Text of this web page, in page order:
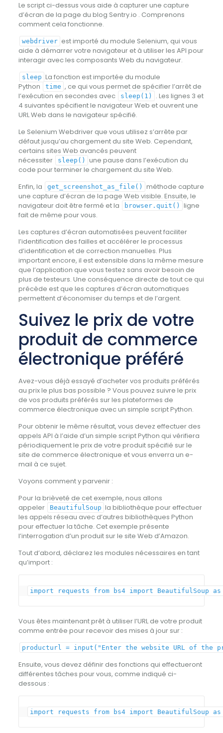
Le script ci-dessus vous aide à capturer une capture
d’écran de la page du blog Sentry.io . Comprenons
comment cela fonctionne.
webdriver est importé du module Selenium, qui vous
aide à démarrer votre navigateur et à utiliser les API pour
interagir avec les composants Web du navigateur.
sleep La fonction est importée du module
Python
time , ce qui vous permet de spécifier l’arrêt de
l’exécution en secondes avec
sleep(1)
. Les lignes 3 et
4 suivantes spécifient le navigateur Web et ouvrent une
URL Web dans le navigateur spécifié.
Le Selenium Webdriver que vous utilisez s’arrête par
défaut jusqu’au chargement du site Web. Cependant,
certains sites Web avancés peuvent
nécessiter
sleep()
une pause dans l’exécution du
code pour terminer le chargement du site Web.
Enfin, la
get_screenshot_as_file()
méthode capture
une capture d’écran de la page Web visible. Ensuite, le
navigateur doit être fermé et la
browser.quit()
ligne
fait de même pour vous.
Les captures d’écran automatisées peuvent faciliter
l’identification des failles et accélérer le processus
d’identification et de correction manuelles. Plus
important encore, il est extensible dans la même mesure
que l’application que vous testez sans avoir besoin de
plus de testeurs. Une conséquence directe de tout ce qui
précède est que les captures d’écran automatiques
permettent d’économiser du temps et de l’argent.
Suivez le prix de votre
produit de commerce
électronique préféré
Avez-vous déjà essayé d’acheter vos produits préférés
au prix le plus bas possible ? Vous pouvez suivre le prix
de vos produits préférés sur les plateformes de
commerce électronique avec un simple script Python.
Pour obtenir le même résultat, vous devez effectuer des
appels API à l’aide d’un simple script Python qui vérifiera
périodiquement le prix de votre produit spécifié sur le
site de commerce électronique et vous enverra un e-
mail à ce sujet.
Voyons comment y parvenir :
Pour la brièveté de cet exemple, nous allons
appeler
BeautifulSoup la bibliothèque pour effectuer
les appels réseau avec d’autres bibliothèques Python
pour effectuer la tâche. Cet exemple présente
l’interrogation d’un produit sur le site Web d’Amazon.
Tout d’abord, déclarez les modules nécessaires en tant
qu’import :
import requests frombs4 import BeautifulSoup as
Vous êtes maintenant prêt à utiliser l’URL de votre produit
comme entrée pour recevoir des mises à jour sur :
producturl = input("Enter the website URL of the
Ensuite, vous devez définir des fonctions qui effectueront
différentes tâches pour vous, comme indiqué ci-
dessous :
import requests frombs4 import BeautifulSoup as